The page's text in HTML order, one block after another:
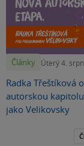
Články Úterý 4.
Radka Třeštíková
autorskou
jako Velikovsky